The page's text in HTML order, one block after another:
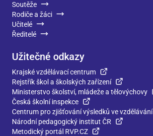
Soutěže
Rodiče a žáci
Učitelé
Ředitelé
Užitečné odkazy
Krajské vzdělávací centrum
Rejstřík škol a školských zařízení
Ministerstvo školství, mládeže a tělovýchovy
Česká školní inspekce
Centrum pro zjišťování výsledků ve vzdělávání
Národní pedagogický institut ČR
Metodický portál RVP.CZ